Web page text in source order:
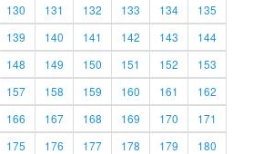
130 131 132 133 134
135
139 140 141 142 143
144
148 149 150 151 152
153
157 158 159 160 161
162
166 167 168 169 170
171
175 176 177 178 179
180